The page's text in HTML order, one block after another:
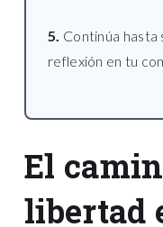
5. Continúa hasta
reflexión en tu
El
libertad